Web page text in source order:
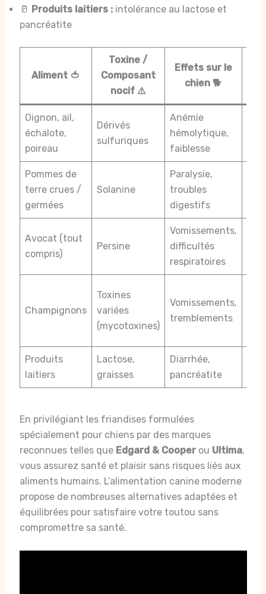
🥛 Produits laitiers :intolérance au lactose et
pancréatite
Aliment 🍅
Toxine /
Composant
nocif ⚠️
Effets sur le
chien 🐕
Oignon, ail,
échalote,
poireau
Dérivés
sulfuriques
Anémie
hémolytique,
faiblesse
Pommes de
terre crues /
germées
Solanine
Paralysie,
troubles
digestifs
Avocat (tout
compris)
Persine
Vomissements,
difficultés
respiratoires
Champignons
Toxines
variées
(mycotoxines)
Vomissements,
tremblements
Produits
laitiers
Lactose,
graisses
Diarrhée,
pancréatite
En privilégiant les friandises formulées
spécialement pour chiens par des marques
reconnues telles que Edgard & Cooperou Ultima,
vous assurez santé et plaisir sans risques liés aux
aliments humains. L’alimentation canine moderne
propose de nombreuses alternatives adaptées et
équilibrées pour satisfaire votre toutou sans
compromettre sa santé.